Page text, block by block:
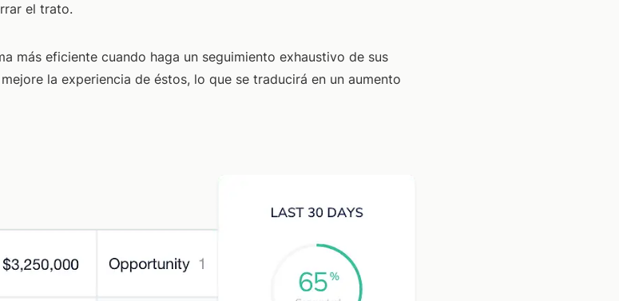
el trato.
más eficiente cuando haga un seguimiento exhaustivo de sus
la experiencia de éstos, lo que se traducirá en un aumento